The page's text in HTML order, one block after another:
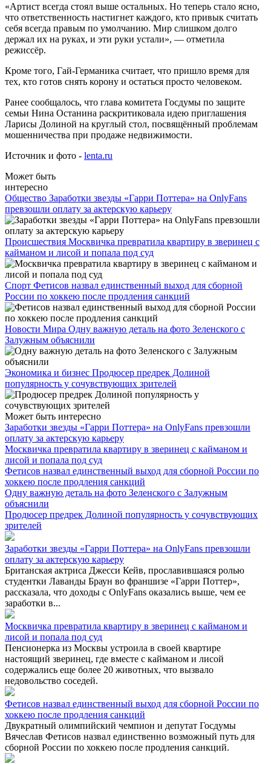
«Артист всегда стоял выше остальных. Но теперь стало ясно,
что ответственность настигнет каждого, кто привык считать
себя всегда правым по умолчанию. Мир слишком долго
держал их на руках, и эти руки устали», — отметила
режиссёр.
Кроме того, Гай-Германика считает, что пришло время для
тех, кто готов снять корону и остаться просто человеком.
Ранее сообщалось, что глава комитета Госдумы по защите
семьи Нина Останина раскритиковала идею приглашения
Ларисы Долиной на круглый стол, посвящённый проблемам
мошенничества при продаже недвижимости.
Источник и фото - lenta.ru
Может быть
интересно
Общество Заработки звезды «Гарри Поттера» на OnlyFans
превзошли оплату за актерскую карьеру
Происшествия Москвичка превратила квартиру в зверинец с
кайманом и лисой и попала под суд
Спорт Фетисов назвал единственный выход для сборной
России по хоккею после продления санкций
Новости Мира Одну важную деталь на фото Зеленского с
Залужным объяснили
Экономика и бизнес Продюсер предрек Долиной
популярность у сочувствующих зрителей
Может быть интересно
Заработки звезды «Гарри Поттера» на OnlyFans превзошли
оплату за актерскую карьеру
Москвичка превратила квартиру в зверинец с кайманом и
лисой и попала под суд
Фетисов назвал единственный выход для сборной России по
хоккею после продления санкций
Одну важную деталь на фото Зеленского с Залужным
объяснили
Продюсер предрек Долиной популярность у сочувствующих
зрителей
Заработки звезды «Гарри Поттера» на OnlyFans превзошли
оплату за актерскую карьеру
Британская актриса Джесси Кейв, прославившаяся ролью
студентки Лаванды Браун во франшизе «Гарри Поттер»,
рассказала, что доходы с OnlyFans оказались выше, чем ее
заработки в...
Москвичка превратила квартиру в зверинец с кайманом и
лисой и попала под суд
Пенсионерка из Москвы устроила в своей квартире
настоящий зверинец, где вместе с кайманом и лисой
содержались еще более 20 животных, что вызвало
недовольство соседей.
Фетисов назвал единственный выход для сборной России по
хоккею после продления санкций
Двукратный олимпийский чемпион и депутат Госдумы
Вячеслав Фетисов назвал единственно возможный путь для
сборной России по хоккею после продления санкций.